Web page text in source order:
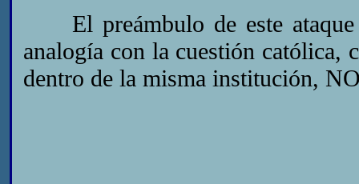
El preámbulo de este ataque
analogía con la cuestión católica,
dentro de la misma institución,